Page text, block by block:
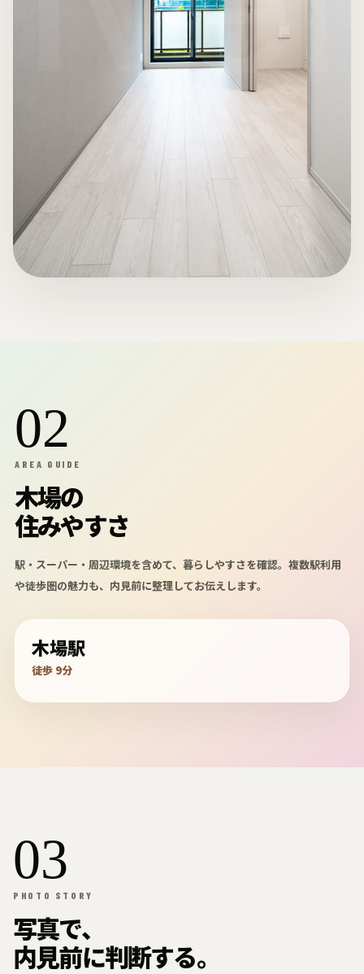
02
AREA GUIDE
木場の
住みやすさ
駅・スーパー・周辺環境を含めて、暮らしやすさを確認。複数駅利用
や徒歩圏の魅力も、内見前に整理してお伝えします。
木場駅
徒歩 9分
03
PHOTO STORY
写真で、
内見前に判断する。